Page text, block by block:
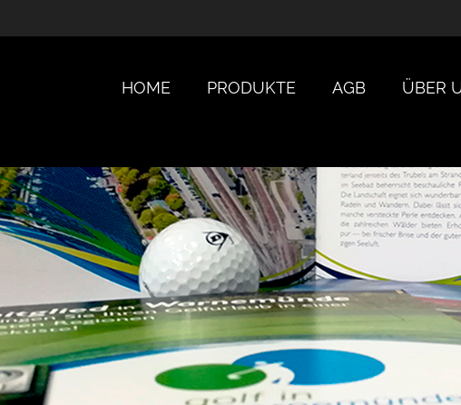
HOME PRODUKTE AGB ÜBER